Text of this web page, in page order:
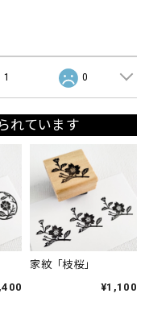
1 0
れています
家紋「枝桜」
¥1,100